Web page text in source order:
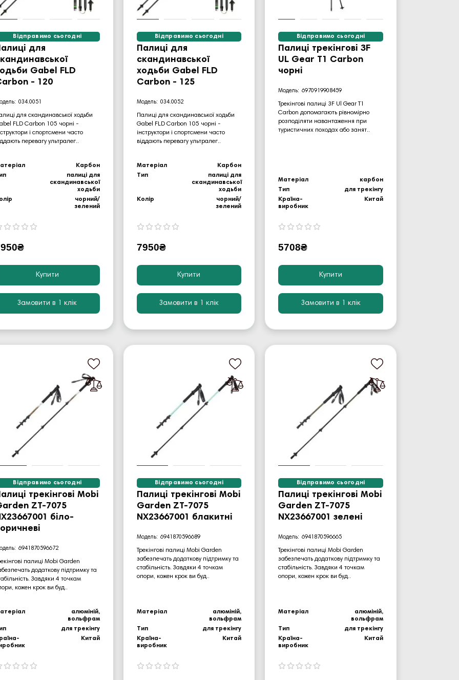
Відправимо сьогодні
для
Gabel FLD
- 120
034.0051
для скандинавської ходьби
FLD Carbon 105 чорні -
і спортсмени часто
перевагу ультралег..
Карбон
палиці для
скандинавської
ходьби
чорний/
зелений
Купити
Замовити в 1 клік
Відправимо сьогодні
Палиці для
скандинавської
ходьби Gabel FLD
Carbon - 125
034.0052
Палиці для скандинавської ходьби
Gabel FLD Carbon 105 чорні -
інструктори і спортсмени часто
віддають перевагу ультралег..
Матеріал
Карбон
Тип
палиці для
скандинавської
ходьби
Колір
чорний/
зелений
7950₴
Купити
Замовити в 1 клік
Відправимо сьогодні
Палиці трекінгові 3F
UL Gear T1 Carbon
чорні
6970919908459
Трекінгові палиці 3F Ul Gear T1
Carbon допомагають рівномірно
розподіляти навантаження при
туристичних походах або занят..
Матеріал
карбон
Тип
для трекінгу
Країна-
виробник
Китай
5708₴
Купити
Замовити в 1 клік
Відправимо сьогодні
трекінгові Mobi
ZT-7075
біло-
6941870596672
палиці Mobi Garden
додаткову підтримку та
Завдяки 4 точкам
кожен крок ви буд..
алюміній,
вольфрам
для трекінгу
Китай
Відправимо сьогодні
Палиці трекінгові Mobi
Garden ZT-7075
NX23667001 блакитні
6941870596689
Трекінгові палиці Mobi Garden
забезпечать додаткову підтримку та
стабільність. Завдяки 4 точкам
опори, кожен крок ви буд..
Матеріал
алюміній,
вольфрам
Тип
для трекінгу
Країна-
виробник
Китай
Відправимо сьогодні
Палиці трекінгові Mobi
Garden ZT-7075
NX23667001 зелені
6941870596665
Трекінгові палиці Mobi Garden
забезпечать додаткову підтримку та
стабільність. Завдяки 4 точкам
опори, кожен крок ви буд..
Матеріал
алюміній,
вольфрам
Тип
для трекінгу
Країна-
виробник
Китай